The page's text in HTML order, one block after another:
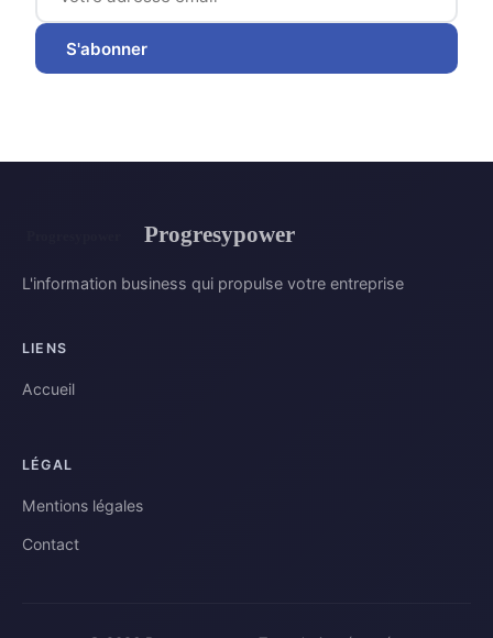
S'abonner
Progresypower
L'information business qui propulse votre entreprise
LIENS
Accueil
LÉGAL
Mentions légales
Contact